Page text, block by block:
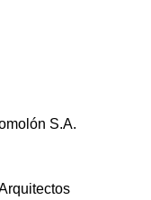
S.A.